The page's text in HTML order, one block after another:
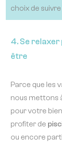
choix de
4. Se
être
Parce que les
nous mettons
pour votre
profiter de
ou encore